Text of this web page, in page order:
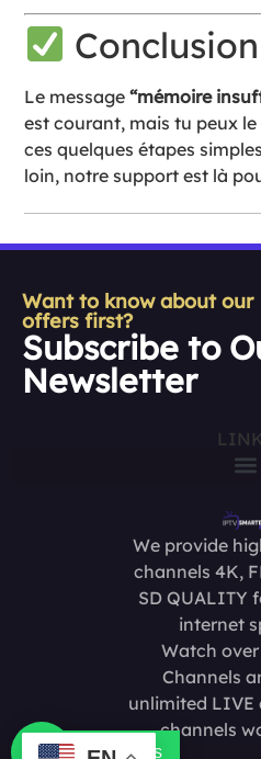
Conclusion
Le message“mémoire
est courant, mais tu peux
ces quelques étapes
loin, notre support est là
Want to know about our
offers first?
Subscribe to
Newsletter
We provide
channels 4K,
SD QUALITY
internet
Watch over
Channels
unlimited LIVE
channels
Contact us